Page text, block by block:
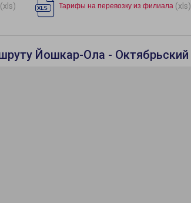
(xls) Тарифы на перевозку из филиала (xls)
Йошкар-Ола - Октябрьский